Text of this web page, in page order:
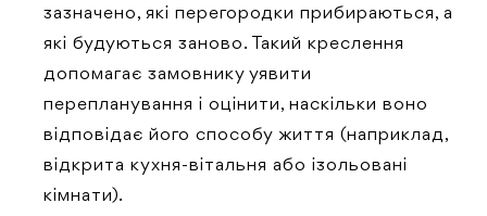
зазначено, які перегородки прибираються, а
які будуються заново. Такий креслення
допомагає замовнику уявити
перепланування і оцінити, наскільки воно
відповідає його способу життя (наприклад,
відкрита кухня-вітальня або ізольовані
кімнати).